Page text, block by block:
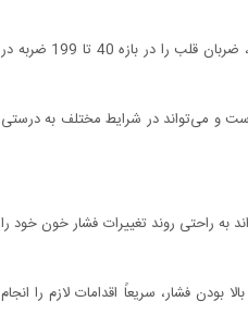
دستگاه قادر است فشار سیستولیک (فشار خون بالا) و دیاستولیک (فشار خون پایین) را با دقت بالا اندازه‌گیری کند. همچنین، ضربان قلب را در بازه 40 تا 199 ضربه در
کاملاً مناسب است و می‌تواند در شرایط مختلف به درستی
به راحتی روند تغییرات فشار خون خود را
فشار، سریعاً اقدامات لازم را انجام